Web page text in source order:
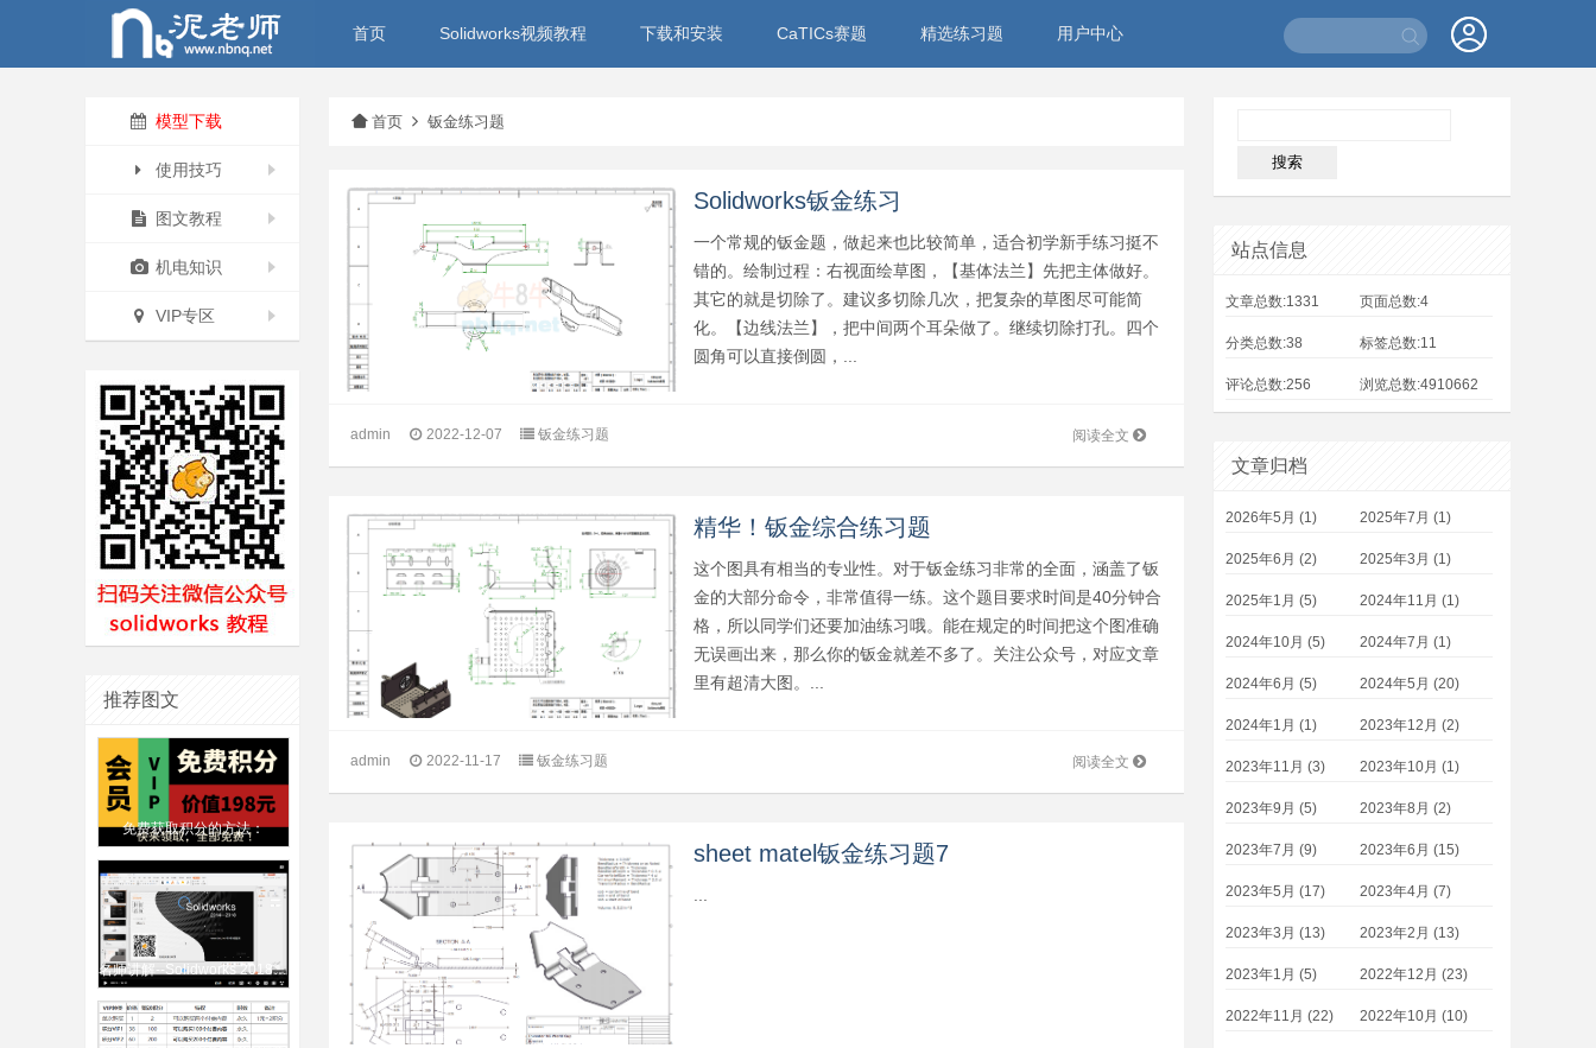
首页 Solidworks视频教程 下载和安装 CaTICs赛题 精选练习题 用户中心
模型下载
使用技巧
图文教程
机电知识
VIP专区
推荐图文
免费获取积分的方法：
名师讲解--Solidworks 2018 2020 从入门到精通视频教程
首页 钣金练习题
Solidworks钣金练习
一个常规的钣金题，做起来也比较简单，适合初学新手练习挺不
错的。绘制过程：右视面绘草图，【基体法兰】先把主体做好。
其它的就是切除了。建议多切除几次，把复杂的草图尽可能简
化。【边线法兰】，把中间两个耳朵做了。继续切除打孔。四个
圆角可以直接倒圆，...
阅读全文
admin 2022-12-07 钣金练习题
精华！钣金综合练习题
这个图具有相当的专业性。对于钣金练习非常的全面，涵盖了钣
金的大部分命令，非常值得一练。这个题目要求时间是40分钟合
格，所以同学们还要加油练习哦。能在规定的时间把这个图准确
无误画出来，那么你的钣金就差不多了。关注公众号，对应文章
里有超清大图。...
阅读全文
admin 2022-11-17 钣金练习题
sheet matel钣金练习题7
站点信息
文章总数:1331 页面总数:4
分类总数:38 标签总数:11
评论总数:256 浏览总数:4910662
文章归档
2026年5月 (1) 2025年7月 (1)
2025年6月 (2) 2025年3月 (1)
2025年1月 (5) 2024年11月 (1)
2024年10月 (5) 2024年7月 (1)
2024年6月 (5) 2024年5月 (20)
2024年1月 (1) 2023年12月 (2)
2023年11月 (3) 2023年10月 (1)
2023年9月 (5) 2023年8月 (2)
2023年7月 (9) 2023年6月 (15)
2023年5月 (17) 2023年4月 (7)
2023年3月 (13) 2023年2月 (13)
2023年1月 (5) 2022年12月 (23)
2022年11月 (22) 2022年10月 (10)